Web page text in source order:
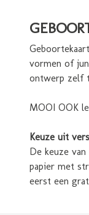
vormen of
ontwerp zelf
MOOI OOK
Keuze uit
De keuze
papier met
eerst een